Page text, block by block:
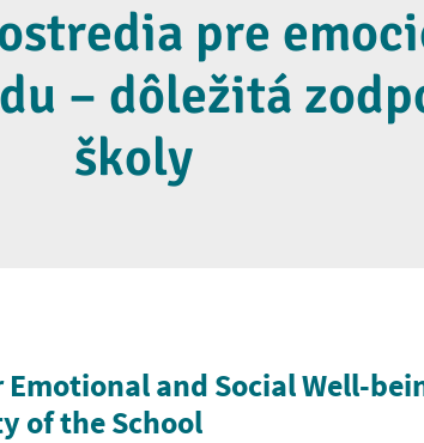
pre
– dôležitá
školy
and Social Well-
of the School